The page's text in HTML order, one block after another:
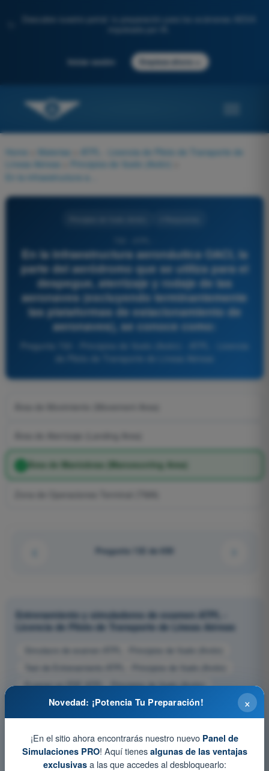
Descubre nuestro portal: tu preparación para los exámenes AESA
Iniciar sesión Empieza ahora
Home Materias
ATPL - Licencia de Piloto de Transporte de
Líneas Aéreas
Principios de Vuelo (Avión)
En la infraestructura aeronáutica OACI, la
parte del aeródromo que se utiliza para el
despegue, aterrizaje y rodaje de las
aeronaves (excluyendo terminantemente
las plataformas de estacionamiento de
aeronaves), se conoce como:
Pregunta 730 - Principios de Vuelo (Avión) - ATPL - Licencia
Área de Maniobras (Manoeuvring Area)
Pregunta 132 de 650
Entrenamiento y simuladores de examen ATPL -
Licencia de Piloto de Transporte de Líneas Aéreas
Simulacro de examen ATPL - Principios de Vuelo (Avión)
Test de Entrenamiento ATPL - Principios de Vuelo (Avión)
Examen en PDF ATPL - Principios de Vuelo (Avión)
×
Novedad: ¡Potencia Tu Preparación!
¡En el sitio ahora encontrarás nuestro nuevo Panel de
Simulaciones PRO! Aquí tienes algunas de las ventajas
exclusivasa las que accedes al desbloquearlo: